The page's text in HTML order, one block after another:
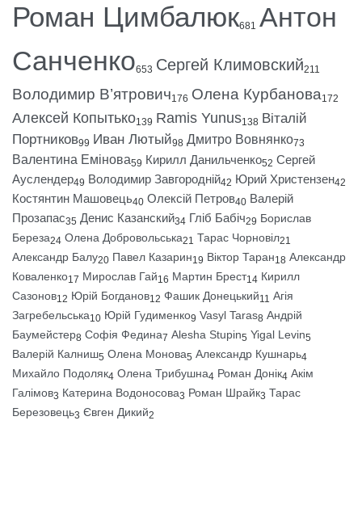
Роман Цимбалюк681 Антон
Санченко653 Сергей Климовский211
Володимир В’ятрович176 Олена Курбанова172
Алексей Копытько139 Ramis Yunus138 Віталій
Портников99 Иван Лютый98 Дмитро Вовнянко73
Валентина Емінова59 Кирилл Данильченко52 Сергей
Ауслендер49 Володимир Завгородній42 Юрий Христензен42
Костянтин Машовець40 Олексій Петров40 Валерій
Прозапас35 Денис Казанский34 Гліб Бабіч29 Борислав
Береза24 Олена Добровольська21 Тарас Чорновіл21
Александр Балу20 Павел Казарин19 Віктор Таран18 Александр
Коваленко17 Мирослав Гай16 Мартин Брест14 Кирилл
Сазонов12 Юрій Богданов12 Фашик Донецький11 Агія
Загребельська10 Юрій Гудименко9 Vasyl Taras8 Андрій
Баумейстер8 Софія Федина7 Alesha Stupin5 Yigal Levin5
Валерій Калниш5 Олена Монова5 Александр Кушнарь4
Михайло Подоляк4 Олена Трибушна4 Роман Донік4 Акім
Галімов3 Катерина Водоносова3 Роман Шрайк3 Тарас
Березовець3 Євген Дикий2